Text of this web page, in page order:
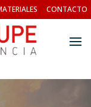
CONTACTO